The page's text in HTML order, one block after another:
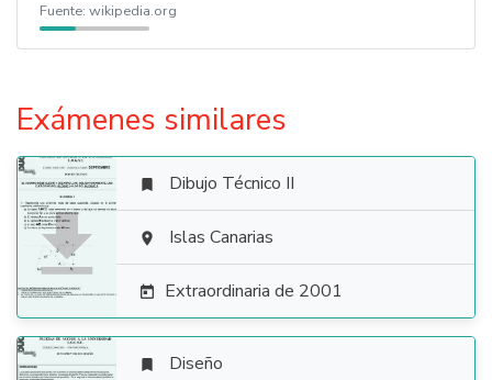
Fuente: wikipedia.org
Exámenes similares

 Dibujo Técnico II
 Islas Canarias
 Extraordinaria de 2001
 Diseño